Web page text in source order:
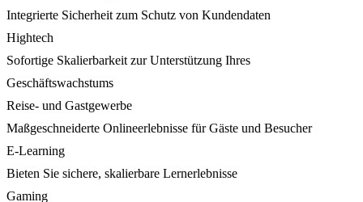
Integrierte Sicherheit zum Schutz von Kundendaten
Hightech
Sofortige Skalierbarkeit zur Unterstützung Ihres
Geschäftswachstums
Reise- und Gastgewerbe
Maßgeschneiderte Onlineerlebnisse für Gäste und Besucher
E-Learning
Bieten Sie sichere, skalierbare Lernerlebnisse
Gaming